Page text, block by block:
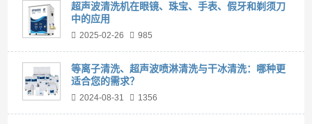
超声波清洗机在眼镜、珠宝、手表、假牙和剃须刀
中的应用
2025-02-26 985
等离子清洗、超声波喷淋清洗与干冰清洗：哪种更
适合您的需求？
2024-08-31 1356